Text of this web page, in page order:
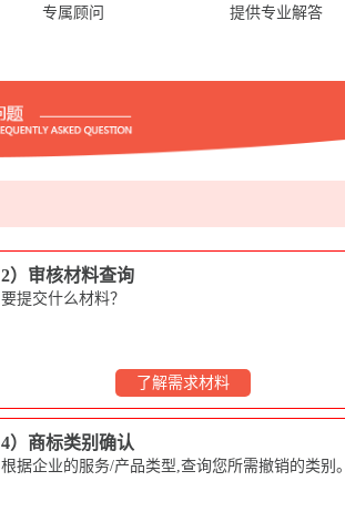
专属顾问 提供专业解答
2）审核材料查询
要提交什么材料？
了解需求材料
4）商标类别确认
根据企业的服务/产品类型,查询您所需撤销的类别。